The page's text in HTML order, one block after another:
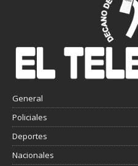
General
Policiales
Deportes
Nacionales